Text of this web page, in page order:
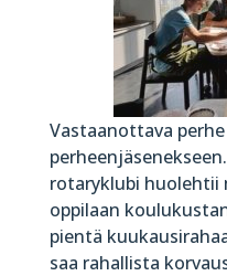
Vastaanottava
rotaryklubi huolehtii
oppilaan
pientä
saa rahallista